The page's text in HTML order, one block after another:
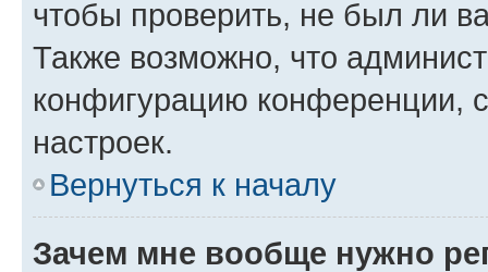
чтобы проверить, не был ли
Также возможно, что
конфигурацию конференции,
настроек.
Вернуться к началу
Зачем мне вообще нужно